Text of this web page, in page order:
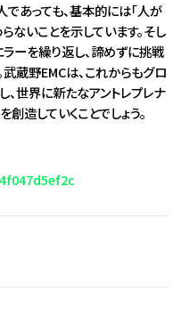
あっても、基本的には「人が
ないことを示しています。そし
ーを繰り返し、諦めずに挑戦
武蔵野EMCは、これからもグロ
世界に新たなアントレプレナ
造していくことでしょう。